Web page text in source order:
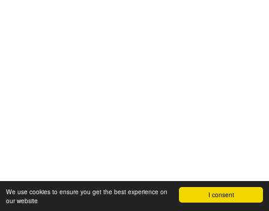
I consent
We use cookies to ensure you get the best experience on
our website